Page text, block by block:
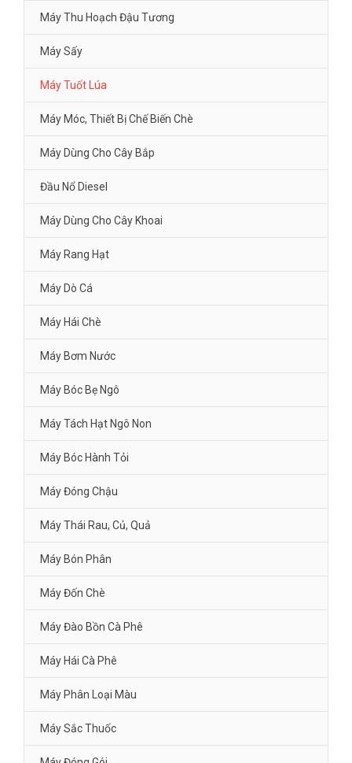
Máy Thu Hoạch Đậu Tương
Máy Sấy
Máy Tuốt Lúa
Máy Móc, Thiết Bị Chế Biến Chè
Máy Dùng Cho Cây Bắp
Đầu Nổ Diesel
Máy Dùng Cho Cây Khoai
Máy Rang Hạt
Máy Dò Cá
Máy Hái Chè
Máy Bơm Nước
Máy Bóc Bẹ Ngô
Máy Tách Hạt Ngô Non
Máy Bóc Hành Tỏi
Máy Đóng Chậu
Máy Thái Rau, Củ, Quả
Máy Bón Phân
Máy Đốn Chè
Máy Đào Bồn Cà Phê
Máy Hái Cà Phê
Máy Phân Loại Màu
Máy Sắc Thuốc